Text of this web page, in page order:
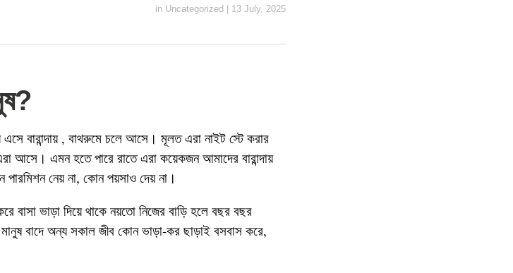
in Uncategorized 13 July, 2025
এসে বারান্দায় , বাথরুমে চলে আসে। মূলত এরা নাইট স্টে করার
আসে। এমন হতে পারে রাতে এরা কয়েকজন আমাদের বারান্দায়
নেয় না, কোন পয়সাও দেয় না।
বাসা ভাড়া দিয়ে থাকে নয়তো নিজের বাড়ি হলে বছর বছর
বাদে অন্য সকাল জীব কোন ভাড়া-কর ছাড়াই বসবাস করে,